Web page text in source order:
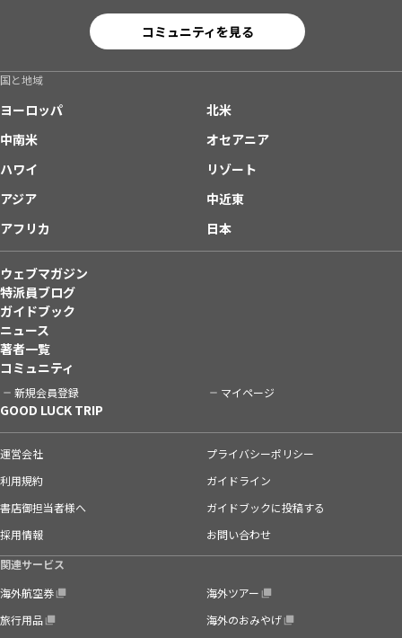
コミュニティを見る
国と地域
ヨーロッパ
北米
中南米
オセアニア
ハワイ
リゾート
アジア
中近東
アフリカ
日本
ウェブマガジン
特派員ブログ
ガイドブック
ニュース
著者一覧
コミュニティ
新規会員登録 マイページ
GOOD LUCK TRIP
運営会社
プライバシーポリシー
利用規約
ガイドライン
書店御担当者様へ
ガイドブックに投稿する
採用情報
お問い合わせ
関連サービス
海外航空券
海外ツアー
旅行用品
海外のおみやげ